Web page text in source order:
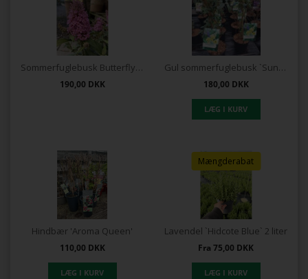
Sommerfuglebusk Butterfly Candy `Little pink`
190,00 DKK
Gul sommerfuglebusk `Sungold`
180,00 DKK
Hindbær 'Aroma Queen'
110,00 DKK
Mængderabat
Lavendel `Hidcote Blue` 2 liter
Fra 75,00 DKK